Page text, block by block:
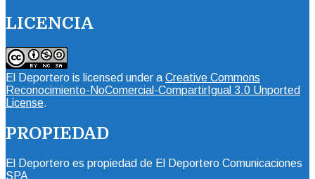
LICENCIA
El Deportero is licensed under a Creative Commons
Reconocimiento-NoComercial-CompartirIgual 3.0 Unported
License.
PROPIEDAD
El Deportero es propiedad de El Deportero Comunicaciones
SPA